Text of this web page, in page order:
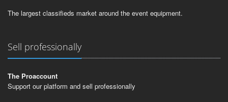
The largest classifieds market around the event equipment.
Sell professionally
The Proaccount
Support our platform and sell professionally